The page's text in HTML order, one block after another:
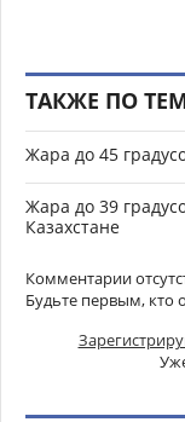
ТАКЖЕ ПО
Жара до 45
Жара до 39
Казахстане
Комментарии
Будьте первым, кто